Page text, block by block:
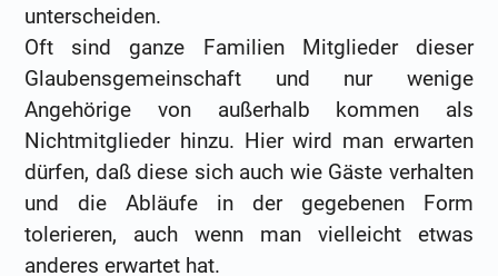
unterscheiden.
Oft sind ganze Familien Mitglieder dieser
Glaubensgemeinschaft und nur wenige
Angehörige von außerhalb kommen als
Nichtmitglieder hinzu. Hier wird man erwarten
dürfen, daß diese sich auch wie Gäste verhalten
und die Abläufe in der gegebenen Form
tolerieren, auch wenn man vielleicht etwas
anderes erwartet hat.